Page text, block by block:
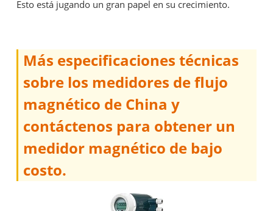
Esto está jugando un gran papel en su crecimiento.
Más especificaciones técnicas
sobre los medidores de flujo
magnético de China y
contáctenos para obtener un
medidor magnético de bajo
costo.